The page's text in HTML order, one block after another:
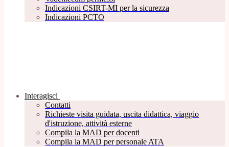
Indicazioni CSIRT-MI per la sicurezza
Indicazioni PCTO
Interagisci
Contatti
Richieste visita guidata, uscita didattica, viaggio
d'istruzione, attività esterne
Compila la MAD per docenti
Compila la MAD per personale ATA